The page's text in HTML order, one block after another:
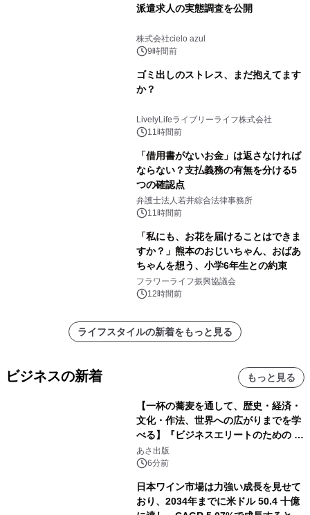
派遣求人の実態調査を公開
株式会社cielo azul
9時間前
ゴミ出しのストレス、まだ抱えてます
か？
LivelyLifeライブリーライフ株式会社
11時間前
「借用書がないお金」は返さなければ
ならない？支払義務の有無を分ける5
つの確認点
弁護士法人若井綜合法律事務所
11時間前
「私にも、お花を届けることはできま
すか？」熊本のおじいちゃん、おばあ
ちゃんを想う、小学6年生との約束
フラワーライフ振興協議会
12時間前
ライフスタイルの新着をもっと見る
ビジネスの新着 もっと見る
【一杯の蕎麦を通して、歴史・経済・
文化・作法、世界への広がりまでを学
べる】『ビジネスエリートのための 教
養としての蕎麦』2026年8月25日
（火）発売
あさ出版
6分前
日本ワイン市場は力強い成長を見せて
おり、2034年までに米ドル 50.4 十億